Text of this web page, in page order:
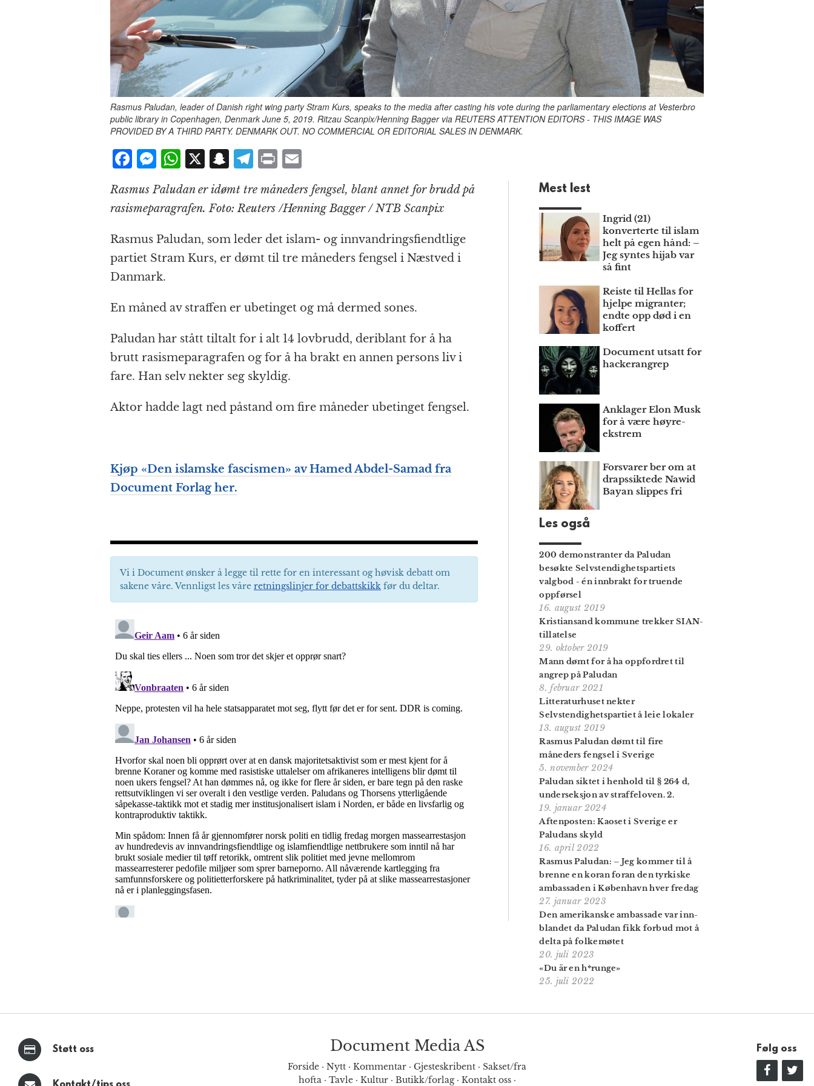
Rasmus Paludan, leader of Danish right wing party Stram Kurs, speaks to the media after casting his vote during the parliamentary elections at Vesterbro
public library in Copenhagen, Denmark June 5, 2019. Ritzau Scanpix/Henning Bagger via REUTERS ATTENTION EDITORS - THIS IMAGE WAS
PROVIDED BY A THIRD PARTY. DENMARK OUT. NO COMMERCIAL OR EDITORIAL SALES IN DENMARK.
F
c
e
b
o
o
M
e
ss
e
n
g
e
W
h
at
s
A
p
X S
a
p
c
h
T
e
g
r
a
P
ri
n
t
m
ai
l
Rasmus Paludan er idømt tre måneders fengsel, blant annet for brudd på
rasismeparagrafen. Foto: Reuters/Henning Bagger / NTB Scanpix
Rasmus Paludan, som leder det islam- og innvandringsfiendtlige
partiet Stram Kurs, er dømt til tre måneders fengsel i Næstved i
Danmark.
En måned av straffen er ubetinget og må dermed sones.
Paludan har stått tiltalt for i alt 14 lovbrudd, deriblant for å ha
brutt rasismeparagrafen og for å ha brakt en annen persons liv i
fare. Han selv nekter seg skyldig.
Aktor hadde lagt ned påstand om fire måneder ubetinget fengsel.
Kjøp «Den islamske fascismen» av Hamed Abdel-Samad fra
Document Forlag her.
Vi i Document ønsker å legge til rette for en interessant og høvisk debatt om
sakene våre. Vennligst les våre retningslinjer for debattskikk før du deltar.
Mest lest
Ingrid (21)
konverterte til islam
helt på egen hånd: –
Jeg syntes hijab var
så fint
Reiste til Hellas for
hjelpe migranter;
endte opp død i en
koffert
Document utsatt for
hackerangrep
Anklager Elon Musk
for å være høyre­
ekstrem
Forsvarer ber om at
draps­siktede Nawid
Bayan slippes fri
Les også
200 demonstranter da Paludan
besøkte Selvstendighets­partiets
valgbod - én innbrakt for truende
oppførsel
16. august 2019
Kristiansand kommune trekker SIAN-
tillatelse
29. oktober 2019
Mann dømt for å ha oppfordret til
angrep på Paludan
8. februar 2021
Litteraturhuset nekter
Selvstendighetspartiet å leie lokaler
13. august 2019
Rasmus Paludan dømt til fire
måneders fengsel i Sverige
5. november 2024
Paludan siktet i henhold til § 264 d,
underseksjon av straffeloven. 2.
19. januar 2024
Aftenposten: Kaoset i Sverige er
Paludans skyld
16. april 2022
Rasmus Paludan: – Jeg kommer til å
brenne en koran foran den tyrkiske
ambassaden i København hver fredag
27. januar 2023
Den amerikanske ambassade var inn­
blandet da Paludan fikk forbud mot å
delta på folkemøtet
20. juli 2023
«Du är en h*runge»
25. juli 2022
Støtt oss Document Media AS
Forside · Nytt · Kommentar · Gjesteskribent · Sakset/fra
hofta· Tavle· Kultur· Butikk/forlag· Kontakt oss·
Følg oss